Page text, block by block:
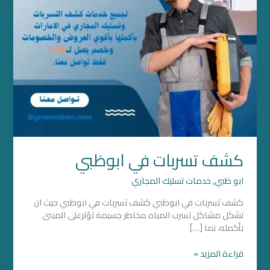
كشف تسربات في ابوظبي
ابو ظبي,خدمات تسليك المجاري
كشف تسربات في ابوظبي كشف تسربات في ابوظبي حيث ان
تشكل مشاكل تسرب المياه مخاطر جسيمة تؤثرعلى المبنى
بأكمله، بما […]
قراءة المزيد »